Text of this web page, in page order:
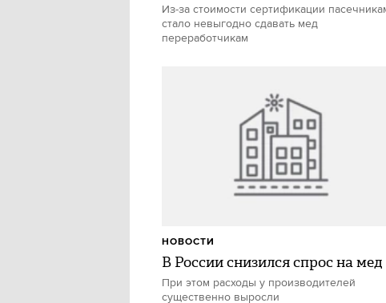
Из-за стоимости сертификации
стало невыгодно сдавать мед
переработчикам
В России снизился спрос на мед
При этом расходы у производителей
существенно выросли
НОВОСТИ